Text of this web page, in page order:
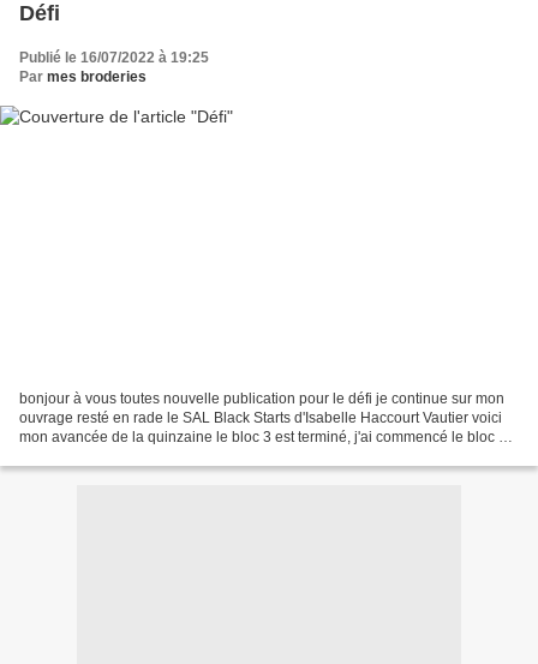
Défi
Publié le 16/07/2022 à 19:25
Par mes broderies
bonjour à vous toutes nouvelle publication pour le défi je continue sur mon
ouvrage resté en rade le SAL Black Starts d'Isabelle Haccourt Vautier voici
mon avancée de la quinzaine le bloc 3 est terminé, j'ai commencé le bloc 4 il